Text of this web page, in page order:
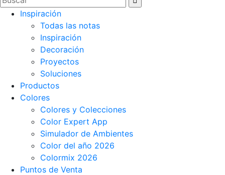
Inspiración
Todas las notas
Inspiración
Decoración
Proyectos
Soluciones
Productos
Colores
Colores y Colecciones
Color Expert App
Simulador de Ambientes
Color del año 2026
Colormix 2026
Puntos de Venta